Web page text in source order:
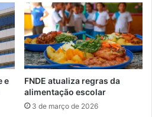
e
FNDE atualiza regras da
alimentação escolar
3 de março de 2026